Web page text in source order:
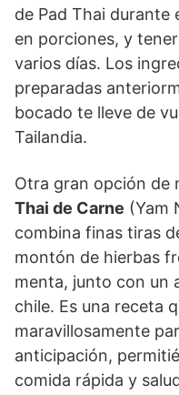
de Pad Thai durante
en porciones, y
varios días. Los
preparadas
bocado te lleve de
Tailandia.
Otra gran opción de
Thai de Carne (Yam
combina finas tiras
montón de hierbas
menta, junto con un
chile. Es una receta
maravillosamente
anticipación,
comida rápida y